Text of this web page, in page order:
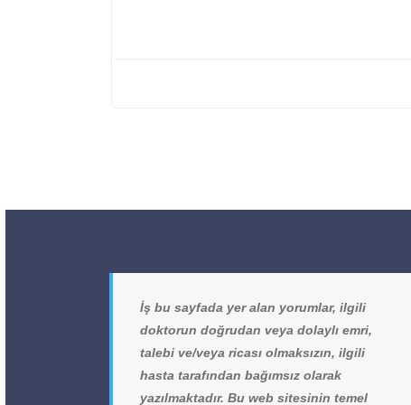
İş bu sayfada yer alan yorumlar, ilgili
doktorun doğrudan veya dolaylı emri,
talebi ve/veya ricası olmaksızın, ilgili
hasta tarafından bağımsız olarak
yazılmaktadır. Bu web sitesinin temel